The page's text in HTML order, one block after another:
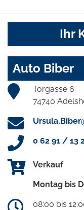
Ihr
Auto Biber
Torgasse 6
74740
0 62 91 / 13
Verkauf
Montag bis
08:00 bis